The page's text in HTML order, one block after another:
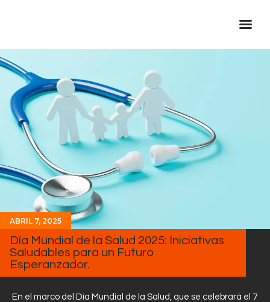
Streaming
En Vivo
Descarga La APP
Programas
Noticias
Equipo
Sobre Nosotros
Contactos
ABRIL 7, 2025
Día Mundial de la Salud 2025: Iniciativas
Saludables para un Futuro
Esperanzador.
En el marco del Día Mundial de la Salud, que se celebrará el 7